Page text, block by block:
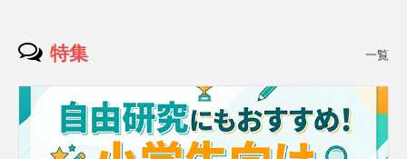
特集 一覧